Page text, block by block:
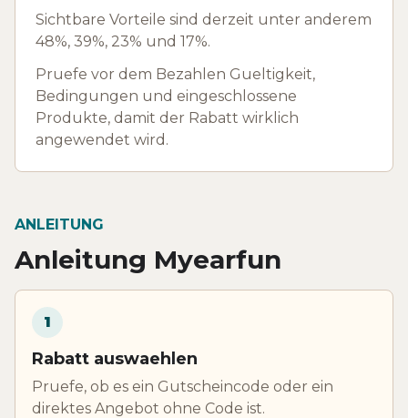
Sichtbare Vorteile sind derzeit unter anderem
48%, 39%, 23% und 17%.
Pruefe vor dem Bezahlen Gueltigkeit,
Bedingungen und eingeschlossene
Produkte, damit der Rabatt wirklich
angewendet wird.
ANLEITUNG
Anleitung Myearfun
1
Rabatt auswaehlen
Pruefe, ob es ein Gutscheincode oder ein
direktes Angebot ohne Code ist.